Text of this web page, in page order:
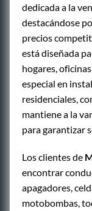
dedicada a la
destacándose
precios
está diseñada
hogares,
especial en
residenciales,
mantiene a la
para garantizar
Los clientes de
encontrar
apagadores,
motobombas,